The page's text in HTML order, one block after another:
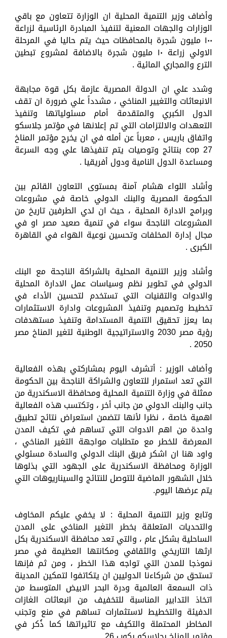
وأضاف وزير التنمية المحلية ان الوزارة تتعاون مع باقي
الوزارات والجهات المعنية لتنفيذ المبادرة الرئاسية لزراعة
١٠٠ مليون شجرة بالمحافظات حيث يتم حاليا في المرحلة
الاولي زراعة ١٠ مليون شجرة بالاضافة لمشروع تبطين
الترع والمجاري المائية .
وشدد علي ان الدولة المصرية عازمة بكل قوة مجابهة
الانبعاثات والتغيير المناخي ، مشدداً علي ضرورة ان تقف
الدول الكبري والمتقدمة أمام مسئولياتها وتنفيذ
التعهدات والالتزامات التي تم إعلانها في مؤتمر جلاسكو
واتفاق باريس ، معرباً عن أمله في ان يخرج مؤتمر المناخ
cop 27 بنتائج وتوصيات يتم تنفيذها علي وجه السرعة
ومساعدة الدول النامية ودول أفريقيا .
وأشاد اللواء هشام آمنة بمستوى التعاون القائم بين
الحكومة المصرية والبنك الدولي خاصة في مشروعات
وبرامج الادارة المحلية ، حيث ان لدي الطرفين تاريخ من
المشروعات الناجحة سواء في تنمية صعيد مصر او في
مجال إدارة المخلفات وتحسين نوعية الهواء في القاهرة
الكبرى .
وأشاد وزير التنمية المحلية بالشراكة الناجحة مع البنك
الدولي في تطوير نظم وسياسات عمل الادارة المحلية
والادوات والتقنيات التي تستخدم لتحسين الأداء في
تخطيط وتصميم وتنفيذ المشروعات وادارة الاستثمارات
بما يعزز تحقيق التنمية المستدامة وتنفيذ مستهدفات
رؤية مصر 2030 والاستراتيجية الوطنية لتغير المناخ مصر
2050 .
وأضاف الوزير : أتشرف اليوم بمشاركتي بهذه الفعالية
التي تعد استمرار للتعاون والشراكة الناجحة بين الحكومة
ممثلة في وزارة التنمية المحلية ومحافظة الاسكندرية من
جانب والبنك الدولي من جانب أخر ، وتكتسب هذه الفعالية
اهمية خاصة ، نظرا لأنها تتضمن استعراض نتائج تطبيق
واحدة من اهم الادوات التي تساهم في تكيف المدن
المعرضة للخطر مع متطلبات مواجهة التغير المناخي ،
واود هنا ان اشكر فريق البنك الدولي والسادة مسئولي
الوزارة ومحافظة الاسكندرية على الجهود التي بذلوها
خلال الشهور الماضية للتوصل للنتائج والسيناريوهات التي
يتم عرضها اليوم.
وتابع وزير التنمية المحلية : لا يخفي عليكم المخاوف
والتحديات المتعلقة بخطر التغير المناخي على المدن
الساحلية بشكل عام ، والتي تعد محافظة الاسكندرية بكل
ارثها التاريخي والثقافي ومكانتها العظيمة في مصر
نموذجا للمدن التي تواجه هذا الخطر ، ومن ثم فإنها
تستحق من شركاءنا الدوليين ان يتكاتفوا لتمكين المدينة
ذات السمعة العالمية ودرة البحر الابيض المتوسط من
اتخاذ التدابير المناسبة للتخفيف من انبعاثات الغازات
الدفيئة والتخطيط لاستثمارات تساهم في منع وتجنب
المخاطر المحتملة والتكيف مع تاثيراتها كما ذُكر في